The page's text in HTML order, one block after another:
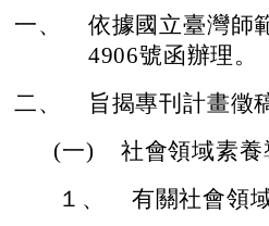
一、
依據國立臺灣師
4906號函辦理。
二、
旨揭專刊計畫徵
(一)
社會領域素養
１、
有關社會領